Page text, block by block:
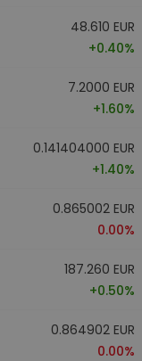
48.610 EUR
+0.40%
7.2000 EUR
+1.60%
0.141404000 EUR
+1.40%
0.865002 EUR
0.00%
187.260 EUR
+0.50%
0.864902 EUR
0.00%